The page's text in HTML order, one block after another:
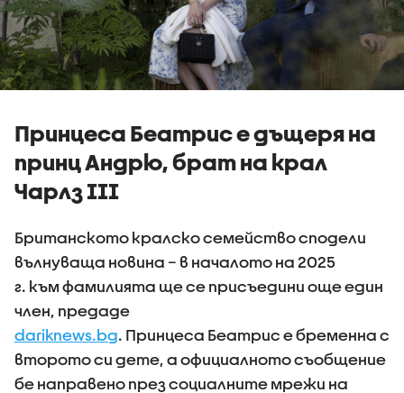
Принцеса Беатрис е дъщеря на
принц Андрю, брат на крал
Чарлз III
Британското кралско семейство сподели
вълнуваща новина – в началото на 2025
г. към фамилията ще се присъедини още един
член, предаде
dariknews.bg. Принцеса Беатрис е бременна с
второто си дете, а официалното съобщение
бе направено през социалните мрежи на